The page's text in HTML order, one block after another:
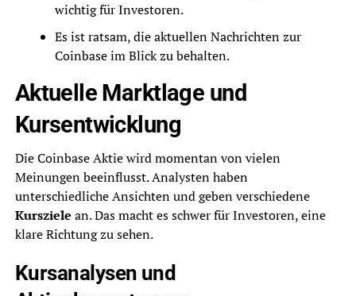
wichtig für Investoren.
Es ist ratsam, die aktuellen Nachrichten zur
Coinbase im Blick zu behalten.
Aktuelle Marktlage und
Kursentwicklung
Die Coinbase Aktie wird momentan von vielen
Meinungen beeinflusst. Analysten haben
unterschiedliche Ansichten und geben verschiedene
Kursziele an. Das macht es schwer für Investoren, eine
klare Richtung zu sehen.
Kursanalysen und